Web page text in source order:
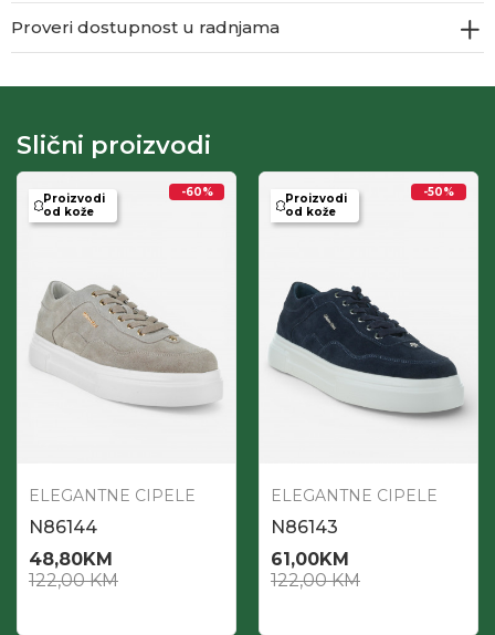
Proveri dostupnost u radnjama
Slični proizvodi
Proizvodi
od kože
-60%
ELEGANTNE CIPELE
N86144
48,80KM
122,00KM
Proizvodi
od kože
-50%
ELEGANTNE CIPELE
N86143
61,00KM
122,00KM